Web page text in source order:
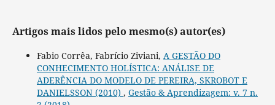
Artigos mais lidos pelo mesmo(s) autor(es)
Fabio Corrêa, Fabrício Ziviani, A GESTÃO DO
CONHECIMENTO HOLÍSTICA: ANÁLISE DE
ADERÊNCIA DO MODELO DE PEREIRA, SKROBOT E
DANIELSSON (2010) , Gestão & Aprendizagem: v. 7 n.